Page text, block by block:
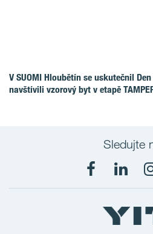
V SUOMI Hloubětín se uskutečnil
navštívili vzorový byt v etapě
Sledujte